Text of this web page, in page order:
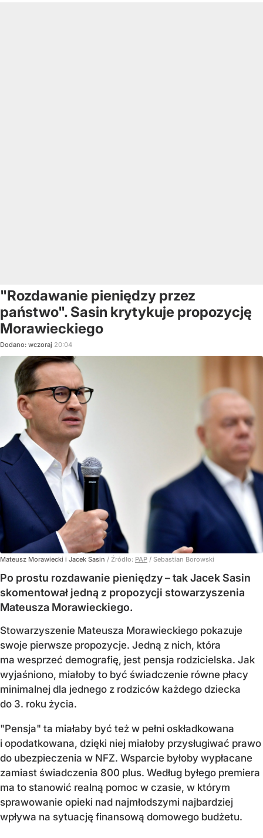
"Rozdawanie pieniędzy przez
państwo". Sasin krytykuje propozycję
Morawieckiego
Dodano: wczoraj 20:04
Mateusz Morawiecki i Jacek Sasin / Źródło: PAP / Sebastian Borowski
Po prostu rozdawanie pieniędzy – tak Jacek Sasin
skomentował jedną z propozycji stowarzyszenia
Mateusza Morawieckiego.
Stowarzyszenie Mateusza Morawieckiego pokazuje
swoje pierwsze propozycje. Jedną z nich, która
ma wesprzeć demografię, jest pensja rodzicielska. Jak
wyjaśniono, miałoby to być świadczenie równe płacy
minimalnej dla jednego z rodziców każdego dziecka
do 3. roku życia.
"Pensja" ta miałaby być też w pełni oskładkowana
i opodatkowana, dzięki niej miałoby przysługiwać prawo
do ubezpieczenia w NFZ. Wsparcie byłoby wypłacane
zamiast świadczenia 800 plus. Według byłego premiera
ma to stanowić realną pomoc w czasie, w którym
sprawowanie opieki nad najmłodszymi najbardziej
wpływa na sytuację finansową domowego budżetu.